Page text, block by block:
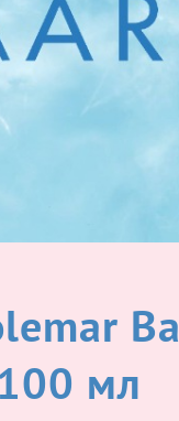
мл